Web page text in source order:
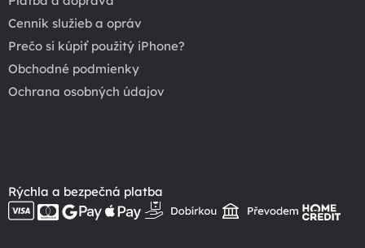
Cenník služieb a opráv
Prečo si kúpiť použitý iPhone?
Obchodné podmienky
Ochrana osobných údajov
Rýchla a bezpečná platba